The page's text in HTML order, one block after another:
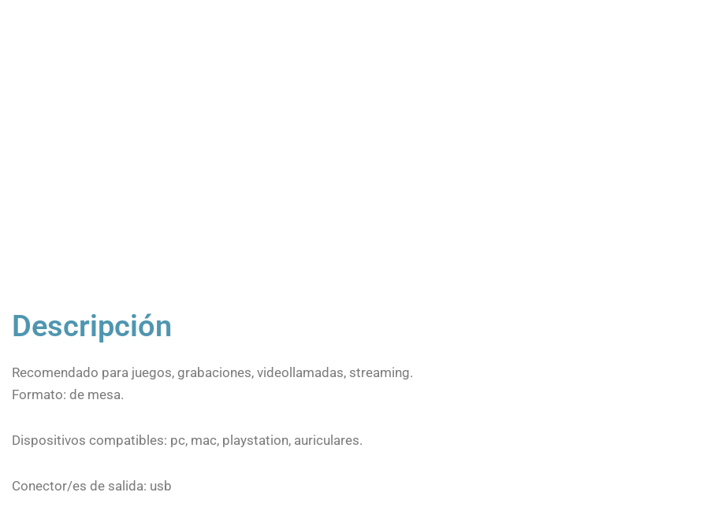
Descripción
Recomendado para juegos, grabaciones, videollamadas, streaming.
Formato: de mesa.
Dispositivos compatibles: pc, mac, playstation, auriculares.
Conector/es de salida: usb